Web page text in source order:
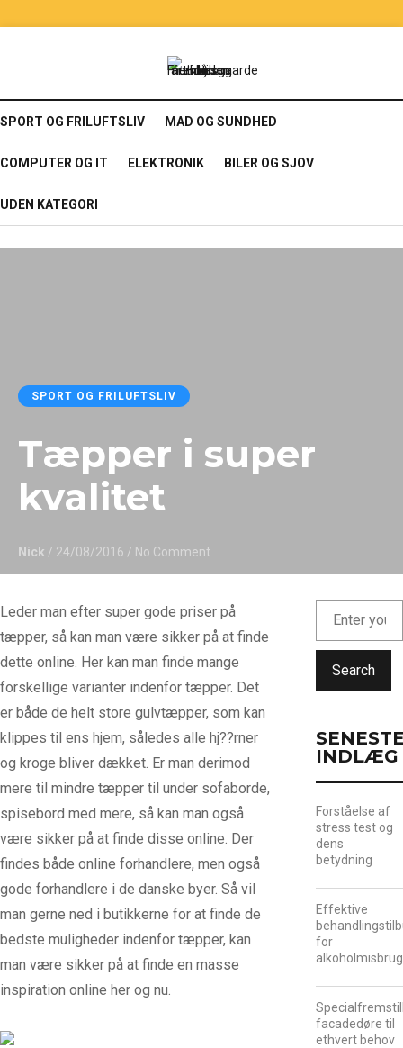
SPORT OG FRILUFTSLIV MAD OG SUNDHED
COMPUTER OG IT ELEKTRONIK BILER OG SJOV
UDEN KATEGORI
SPORT OG FRILUFTSLIV
Tæpper i super
kvalitet
Nick / 24/08/2016 / No Comment
Leder man efter super gode priser på
tæpper, så kan man være sikker på at finde
dette online. Her kan man finde mange
forskellige varianter indenfor tæpper. Det
er både de helt store gulvtæpper, som kan
klippes til ens hjem, således alle hj??rner
og kroge bliver dækket. Er man derimod
mere til mindre tæpper til under sofaborde,
spisebord med mere, så kan man også
være sikker på at finde disse online. Der
findes både online forhandlere, men også
gode forhandlere i de danske byer. Så vil
man gerne ned i butikkerne for at finde de
bedste muligheder indenfor tæpper, kan
man være sikker på at finde en masse
inspiration online her og nu.
Search
INDLÆG
Forståelse af
stress test og
dens
betydning
Effektive
for
alkoholmisbrug
facadedøre til
ethvert behov